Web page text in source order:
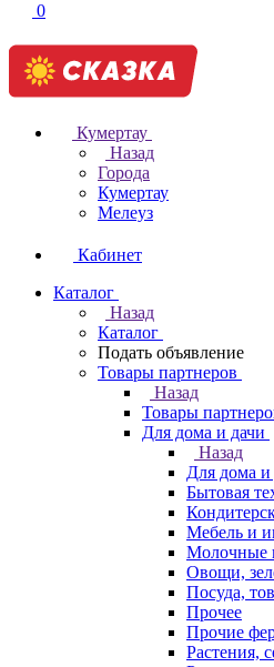
0
Кумертау
Назад
Города
Кумертау
Мелеуз
Кабинет
Каталог
Назад
Каталог
Подать объявление
Товары партнеров
Назад
Товары
Для дома и дачи
Назад
Для дома и
Бытовая
Мебель и
Молочные
Овощи,
Посуда,
Прочее
Прочие
Растения,